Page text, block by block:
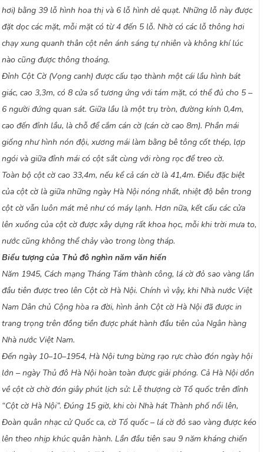
hơi) bằng 39 lỗ hình hoa thị và 6 lỗ hình dẻ quạt. Những lỗ này được
đặt dọc các mặt, mỗi mặt có từ 4 đến 5 lỗ. Nhờ có các lỗ thông hơi
chạy xung quanh thân cột nên ánh sáng tự nhiên và không khí lúc
nào cũng được thông thoáng.
Đỉnh Cột Cờ (Vọng canh) được cấu tạo thành một cái lầu hình bát
giác, cao 3,3m, có 8 cửa sổ tương ứng với tám mặt, có thể đủ cho 5 –
6 người đứng quan sát. Giữa lầu là một trụ tròn, đường kính 0,4m,
cao đến đỉnh lầu, là chỗ để cắm cán cờ (cán cờ cao 8m). Phần mái
giống như hình nón đội, xương mái làm bằng bê tông cốt thép, lợp
ngói và giữa đỉnh mái có cột sắt cùng với ròng rọc để treo cờ.
Toàn bộ cột cờ cao 33,4m, nếu kể cả cán cờ là 41,4m. Điều đặc biệt
của cột cờ là giữa những ngày Hà Nội nóng nhất, nhiệt độ bên trong
cột cờ vẫn luôn mát mẻ như có máy lạnh. Hơn nữa, kết cấu các cửa
lên xuống của cột cờ được xây dựng rất khoa học, mỗi khi trời mưa to,
nước cũng không thể chảy vào trong lòng tháp.
Biểu tượng của Thủ đô nghìn năm văn hiến
Năm 1945, Cách mạng Tháng Tám thành công, lá cờ đỏ sao vàng lần
đầu tiên được treo lên Cột cờ Hà Nội. Chính vì vậy, khi Nhà nước Việt
Nam Dân chủ Cộng hòa ra đời, hình ảnh Cột cờ Hà Nội đã được in
trang trọng trên đồng tiền được phát hành đầu tiên của Ngân hàng
Nhà nước Việt Nam.
Đến ngày 10–10–1954, Hà Nội tưng bừng rạo rực chào đón ngày hội
lớn – ngày Thủ đô Hà Nội hoàn toàn được giải phóng. Cả Hà Nội dồn
về cột cờ chờ đón giây phút lịch sử: Lễ thượng cờ Tổ quốc trên đỉnh
“Cột cờ Hà Nội”. Đúng 15 giờ, khi còi Nhà hát Thành phố nổi lên,
Đoàn quân nhạc cử Quốc ca, cờ Tổ quốc – lá cờ đỏ sao vàng được kéo
lên theo nhịp khúc quân hành. Lần đầu tiên sau 9 năm kháng chiến